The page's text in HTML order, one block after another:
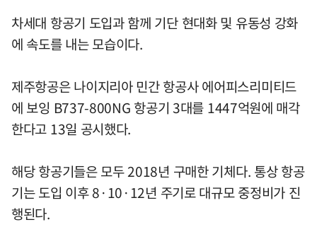
차세대 항공기 도입과 함께 기단 현대화 및 유동성 강화
에 속도를 내는 모습이다.
제주항공은 나이지리아 민간 항공사 에어피스리미티드
에 보잉 B737-800NG 항공기 3대를 1447억원에 매각
한다고 13일 공시했다.
해당 항공기들은 모두 2018년 구매한 기체다. 통상 항공
기는 도입 이후 8·10·12년 주기로 대규모 중정비가 진
행된다.